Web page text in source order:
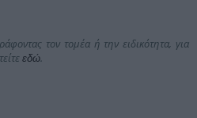
τον τομέα ή την ειδικότητα, για
εδώ